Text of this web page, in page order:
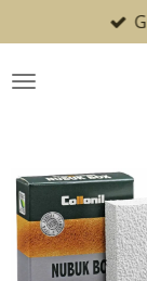
direct
naar